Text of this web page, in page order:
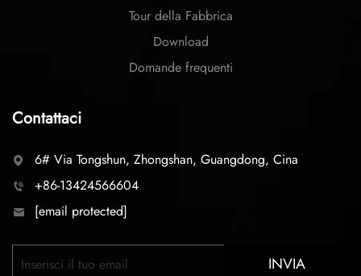
Tour della Fabbrica
Download
Domande frequenti
Contattaci
6# Via Tongshun, Zhongshan, Guangdong, Cina
+86-13424566604
[email protected]
INVIA